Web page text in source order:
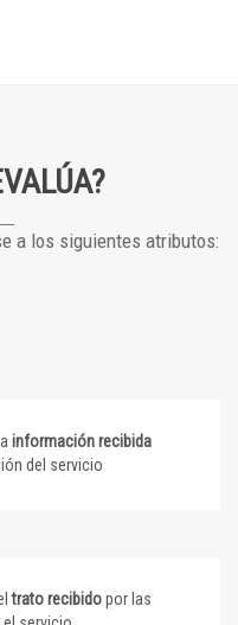
a los siguientes atributos:
información recibida
del servicio
trato recibidopor las